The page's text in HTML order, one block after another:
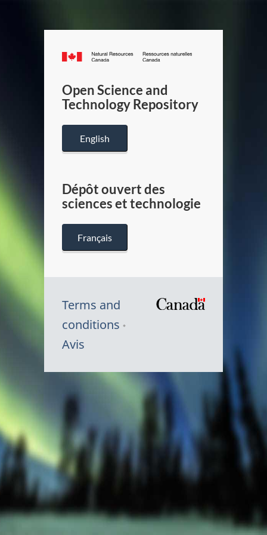
Canada.ca
/
Canada
Open Science and
Technology Repository
English
Dépôt ouvert des
sciences et technologie
Français
Terms and
conditions
Avis
Canada